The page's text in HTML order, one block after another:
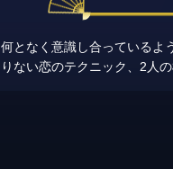
何となく意識し合っている
りない恋のテクニック、2人